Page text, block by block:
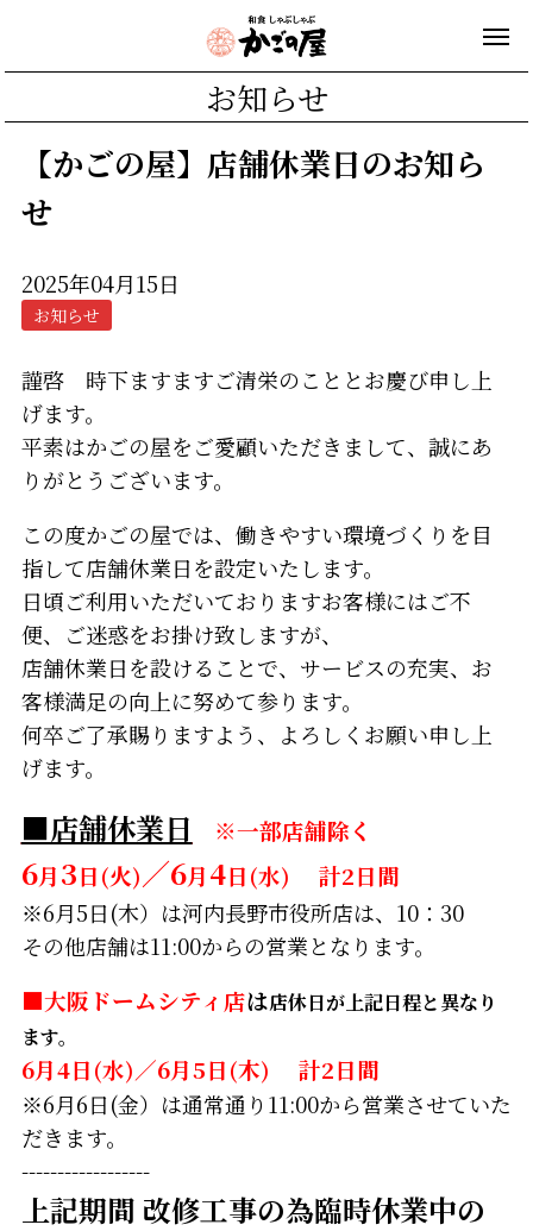
お知らせ
【かごの屋】店舗休業日のお知ら
せ
2025年04月15日
お知らせ
謹啓 時下ますますご清栄のこととお慶び申し上
げます。
平素はかごの屋をご愛顧いただきまして、誠にあ
りがとうございます。
この度かごの屋では、働きやすい環境づくりを目
指して店舗休業日を設定いたします。
日頃ご利用いただいておりますお客様にはご不
便、ご迷惑をお掛け致しますが、
店舗休業日を設けることで、サービスの充実、お
客様満足の向上に努めて参ります。
何卒ご了承賜りますよう、よろしくお願い申し上
げます。
■店舗休業日 ※一部店舗除く
6月3日(火)／6月4日(水)
計2日間
※6月5日(木）は河内長野市役所店は、10：30
その他店舗は11:00からの営業となります。
■大阪ドームシティ店は店休日が上記日程と異なり
ます。
6月4日(水)／6月5日(木) 計2日間
※6月6日(金）は通常通り11:00から営業させていた
だきます。
------------------
上記期間 改修工事の為臨時休業中の